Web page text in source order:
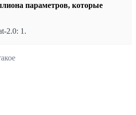
параметров, которые
2.0: 1.